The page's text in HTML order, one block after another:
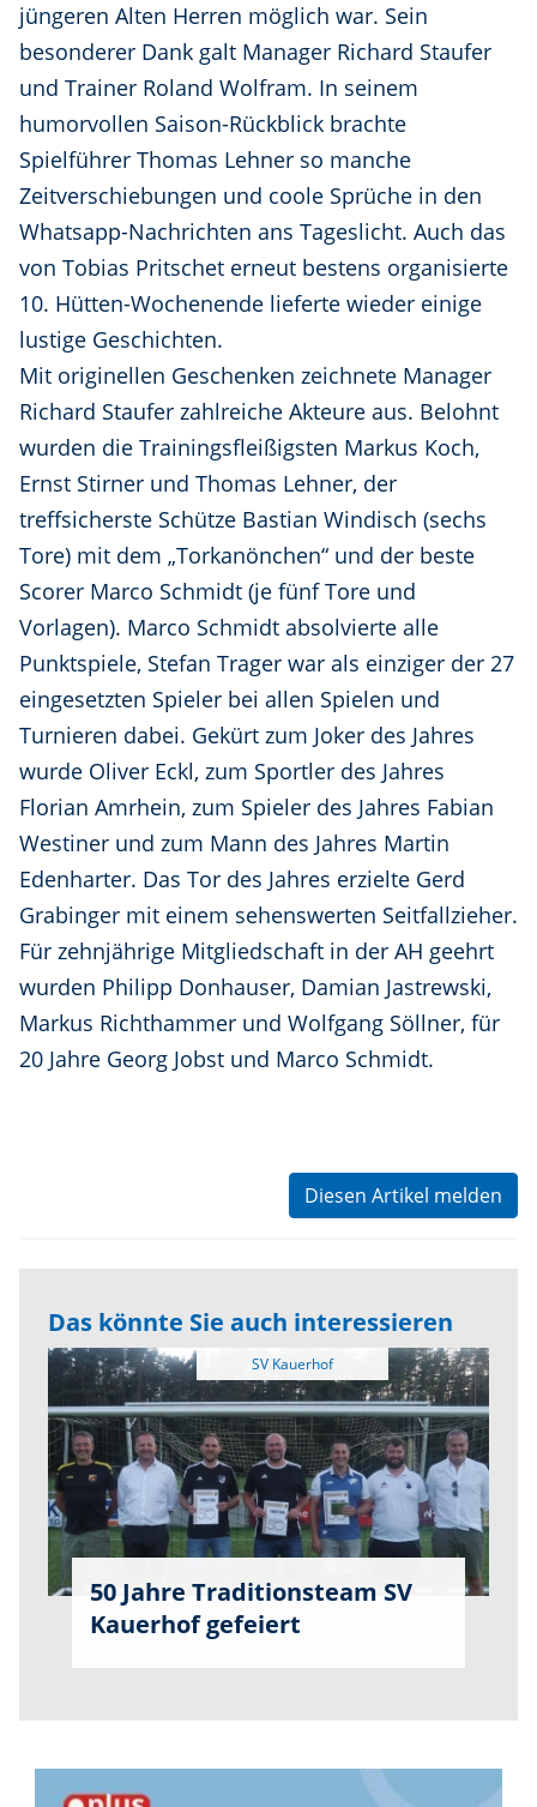
jüngeren Alten Herren möglich war. Sein
besonderer Dank galt Manager Richard Staufer
und Trainer Roland Wolfram. In seinem
humorvollen Saison-Rückblick brachte
Spielführer Thomas Lehner so manche
Zeitverschiebungen und coole Sprüche in den
Whatsapp-Nachrichten ans Tageslicht. Auch das
von Tobias Pritschet erneut bestens organisierte
10. Hütten-Wochenende lieferte wieder einige
lustige Geschichten.
Mit originellen Geschenken zeichnete Manager
Richard Staufer zahlreiche Akteure aus. Belohnt
wurden die Trainingsfleißigsten Markus Koch,
Ernst Stirner und Thomas Lehner, der
treffsicherste Schütze Bastian Windisch (sechs
Tore) mit dem „Torkanönchen“ und der beste
Scorer Marco Schmidt (je fünf Tore und
Vorlagen). Marco Schmidt absolvierte alle
Punktspiele, Stefan Trager war als einziger der 27
eingesetzten Spieler bei allen Spielen und
Turnieren dabei. Gekürt zum Joker des Jahres
wurde Oliver Eckl, zum Sportler des Jahres
Florian Amrhein, zum Spieler des Jahres Fabian
Westiner und zum Mann des Jahres Martin
Edenharter. Das Tor des Jahres erzielte Gerd
Grabinger mit einem sehenswerten Seitfallzieher.
Für zehnjährige Mitgliedschaft in der AH geehrt
wurden Philipp Donhauser, Damian Jastrewski,
Markus Richthammer und Wolfgang Söllner, für
20 Jahre Georg Jobst und Marco Schmidt.
Diesen Artikel melden
Das könnte Sie auch interessieren
50 Jahre Traditionsteam SV
Kauerhof gefeiert